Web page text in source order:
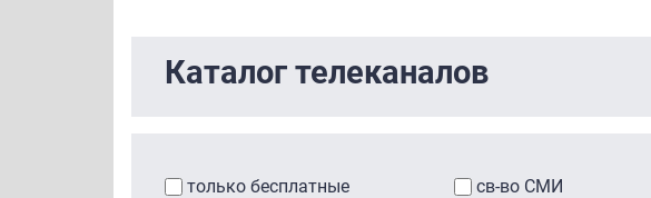
Каталог телеканалов
только бесплатные св-во СМИ